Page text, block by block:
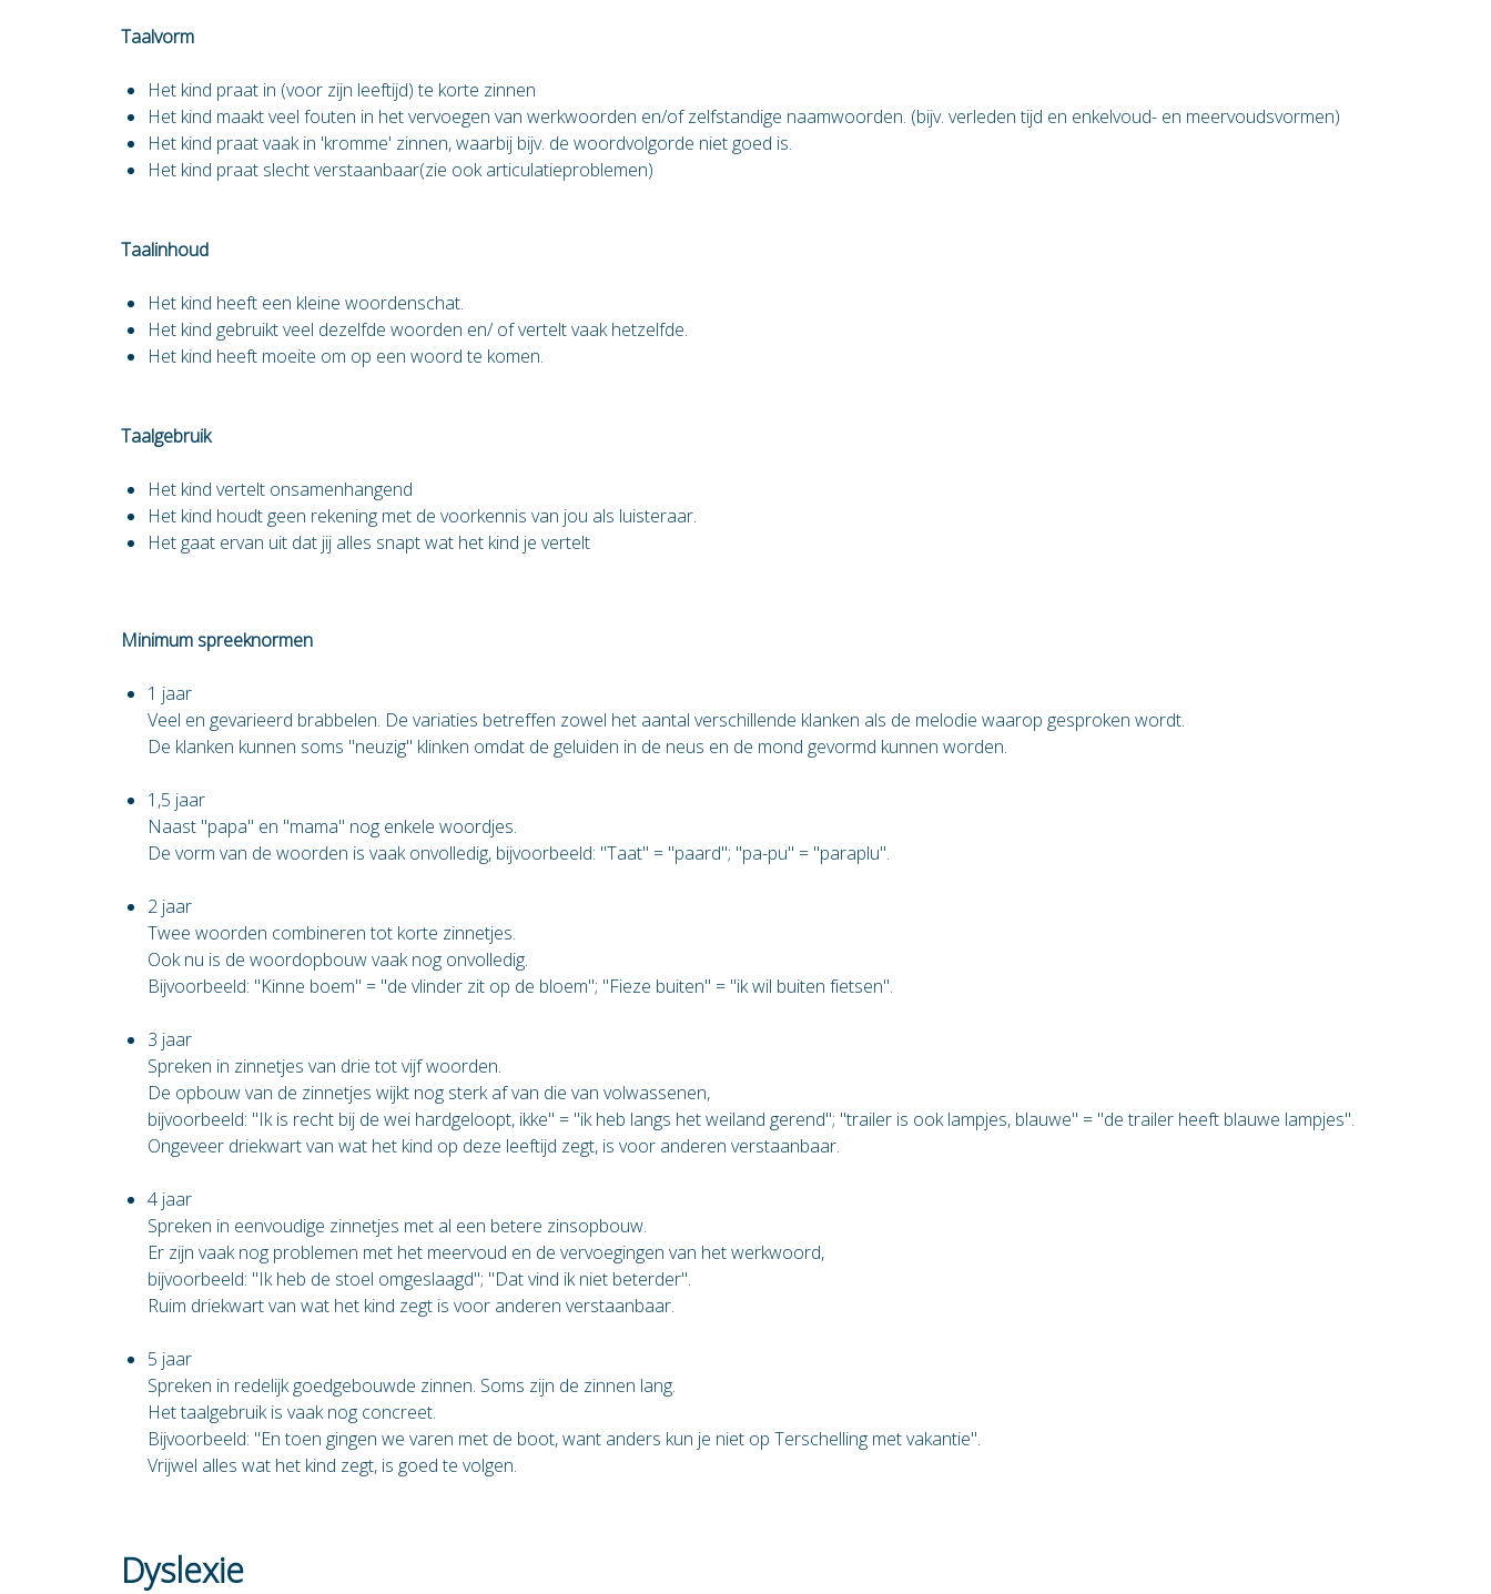
Taalvorm
Het kind praat in (voor zijn leeftijd) te korte zinnen
Het kind maakt veel fouten in het vervoegen van werkwoorden en/of zelfstandige naamwoorden. (bijv. verleden tijd en enkelvoud- en meervoudsvormen)
Het kind praat vaak in 'kromme' zinnen, waarbij bijv. de woordvolgorde niet goed is.
Het kind praat slecht verstaanbaar(zie ook articulatieproblemen)
Taalinhoud
Het kind heeft een kleine woordenschat.
Het kind gebruikt veel dezelfde woorden en/ of vertelt vaak hetzelfde.
Het kind heeft moeite om op een woord te komen.
Taalgebruik
Het kind vertelt onsamenhangend
Het kind houdt geen rekening met de voorkennis van jou als luisteraar.
Het gaat ervan uit dat jij alles snapt wat het kind je vertelt
Minimum spreeknormen
1 jaar
Veel en gevarieerd brabbelen. De variaties betreffen zowel het aantal verschillende klanken als de melodie waarop gesproken wordt.
De klanken kunnen soms "neuzig" klinken omdat de geluiden in de neus en de mond gevormd kunnen worden.
1,5 jaar
Naast "papa" en "mama" nog enkele woordjes.
De vorm van de woorden is vaak onvolledig, bijvoorbeeld: "Taat" = "paard"; "pa-pu" = "paraplu".
2 jaar
Twee woorden combineren tot korte zinnetjes.
Ook nu is de woordopbouw vaak nog onvolledig.
Bijvoorbeeld: "Kinne boem" = "de vlinder zit op de bloem"; "Fieze buiten" = "ik wil buiten fietsen".
3 jaar
Spreken in zinnetjes van drie tot vijf woorden.
De opbouw van de zinnetjes wijkt nog sterk af van die van volwassenen,
bijvoorbeeld: "Ik is recht bij de wei hardgeloopt, ikke" = "ik heb langs het weiland gerend"; "trailer is ook lampjes, blauwe" = "de trailer heeft blauwe lampjes".
Ongeveer driekwart van wat het kind op deze leeftijd zegt, is voor anderen verstaanbaar.
4 jaar
Spreken in eenvoudige zinnetjes met al een betere zinsopbouw.
Er zijn vaak nog problemen met het meervoud en de vervoegingen van het werkwoord,
bijvoorbeeld: "Ik heb de stoel omgeslaagd"; "Dat vind ik niet beterder".
Ruim driekwart van wat het kind zegt is voor anderen verstaanbaar.
5 jaar
Spreken in redelijk goedgebouwde zinnen. Soms zijn de zinnen lang.
Het taalgebruik is vaak nog concreet.
Bijvoorbeeld: "En toen gingen we varen met de boot, want anders kun je niet op Terschelling met vakantie".
Vrijwel alles wat het kind zegt, is goed te volgen.
Dyslexie